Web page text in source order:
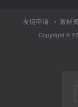
友链申请 素材
Copyright ©